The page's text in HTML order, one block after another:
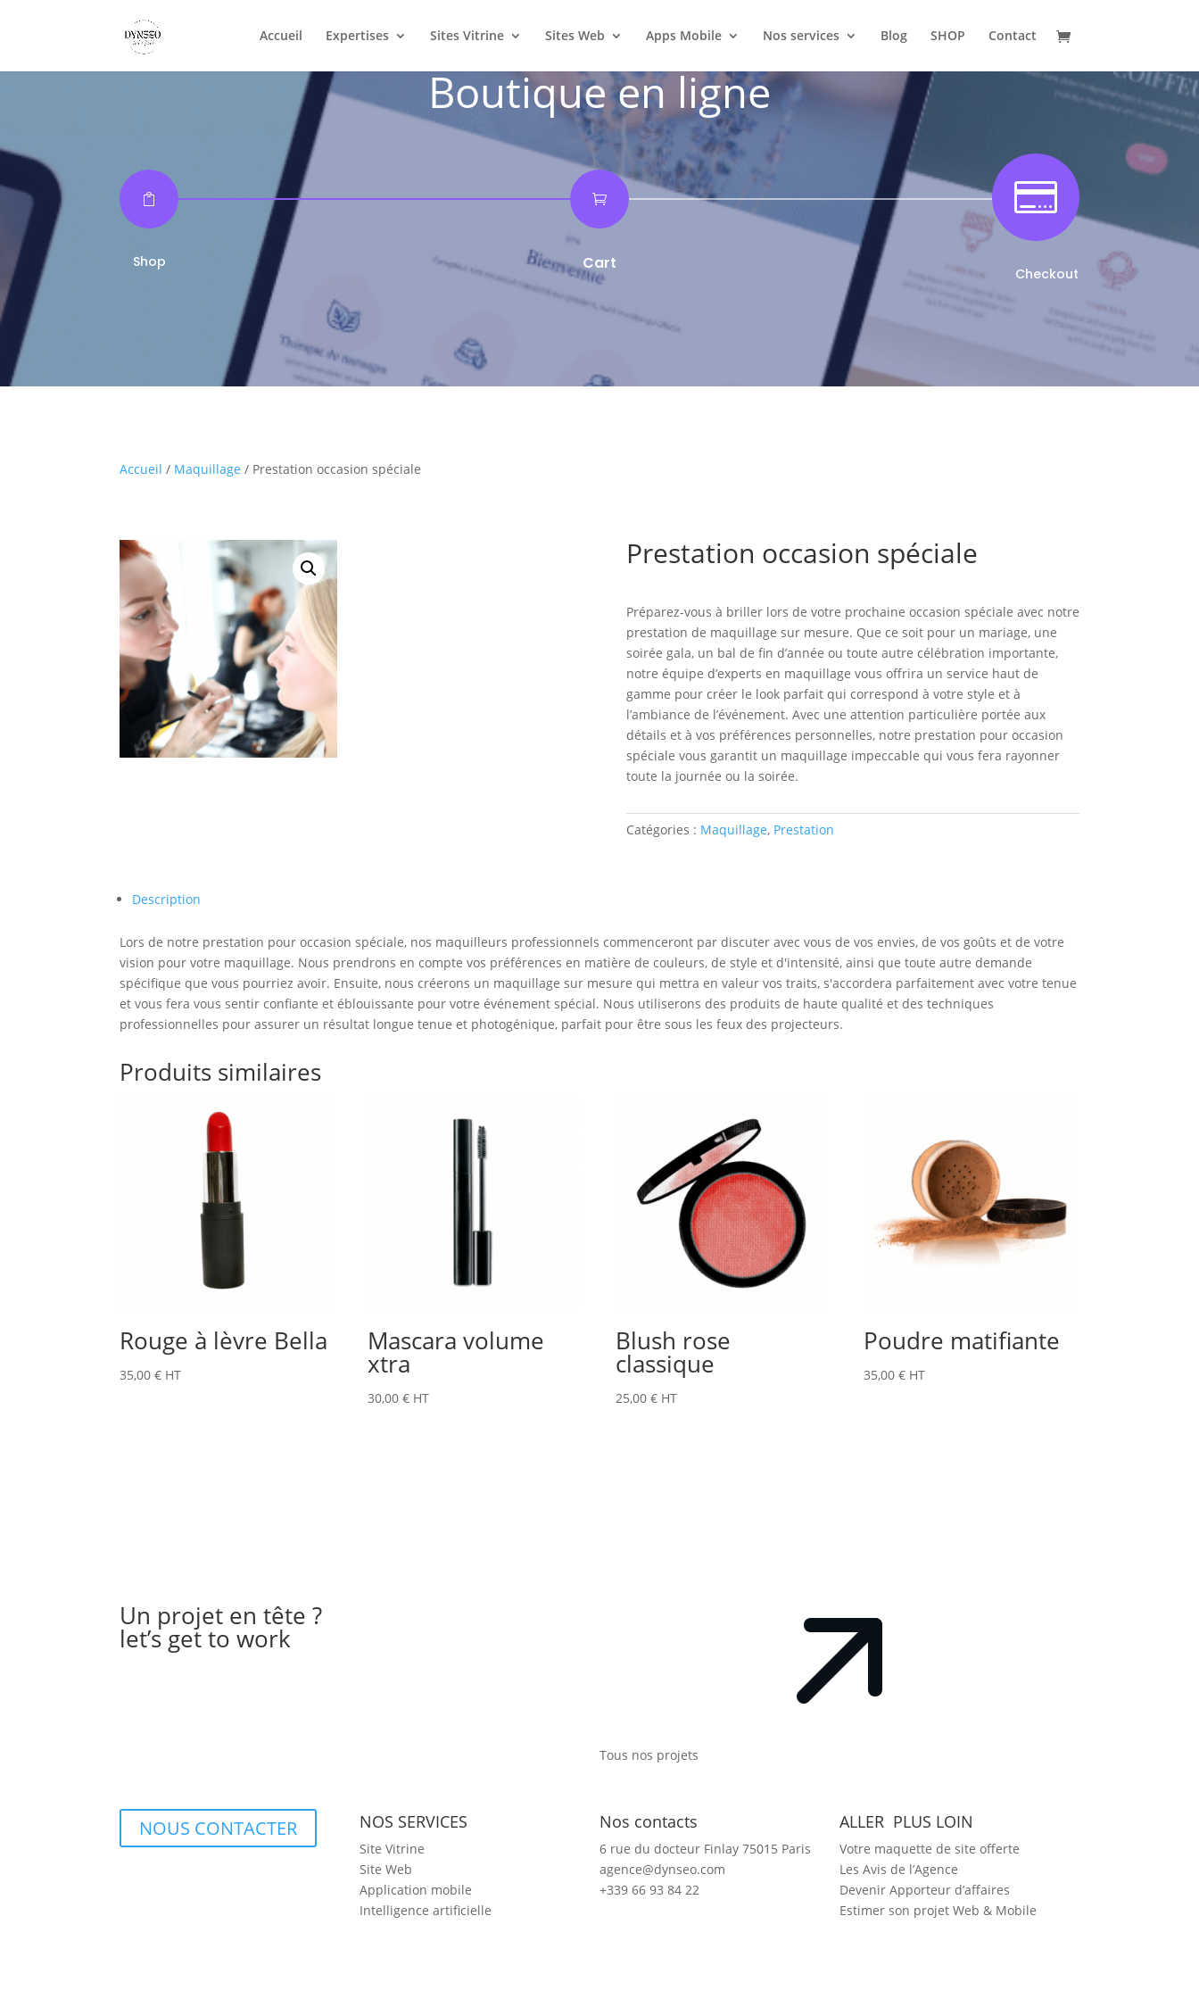
Accueil Expertises Sites Vitrine Sites Web Apps Mobile Nos services Blog SHOP Contact
Boutique en ligne

Shop

Cart

Checkout
Accueil / Maquillage / Prestation occasion spéciale
Prestation occasion spéciale
Préparez-vous à briller lors de votre prochaine occasion spéciale avec notre
prestation de maquillage sur mesure. Que ce soit pour un mariage, une
soirée gala, un bal de fin d’année ou toute autre célébration importante,
notre équipe d’experts en maquillage vous offrira un service haut de
gamme pour créer le look parfait qui correspond à votre style et à
l’ambiance de l’événement. Avec une attention particulière portée aux
détails et à vos préférences personnelles, notre prestation pour occasion
spéciale vous garantit un maquillage impeccable qui vous fera rayonner
toute la journée ou la soirée.
Catégories : Maquillage, Prestation
Description
Lors de notre prestation pour occasion spéciale, nos maquilleurs professionnels commenceront par discuter avec vous de vos envies, de vos goûts et de votre
vision pour votre maquillage. Nous prendrons en compte vos préférences en matière de couleurs, de style et d'intensité, ainsi que toute autre demande
spécifique que vous pourriez avoir. Ensuite, nous créerons un maquillage sur mesure qui mettra en valeur vos traits, s'accordera parfaitement avec votre tenue
et vous fera vous sentir confiante et éblouissante pour votre événement spécial. Nous utiliserons des produits de haute qualité et des techniques
professionnelles pour assurer un résultat longue tenue et photogénique, parfait pour être sous les feux des projecteurs.
Produits similaires
Rouge à lèvre Bella
35,00€ HT
Mascara volume
xtra
30,00€ HT
Blush rose
classique
25,00€ HT
Poudre matifiante
35,00€ HT
Un projet en tête ?
let’s get to work
Tous nos projets
NOUS CONTACTER NOS SERVICES
Site Vitrine
Site Web
Application mobile
Intelligence artificielle
Nos contacts
6 rue du docteur Finlay 75015 Paris
agence@dynseo.com
+339 66 93 84 22
ALLER PLUS LOIN
Votre maquette de site offerte
Les Avis de l’Agence
Devenir Apporteur d’affaires
Estimer son projet Web & Mobile